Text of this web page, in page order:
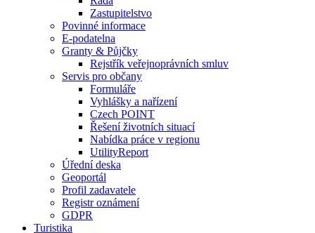
Zastupitelstvo
Povinné informace
E-podatelna
Granty & Půjčky
Rejstřík veřejnoprávních smluv
Servis pro občany
Formuláře
Vyhlášky a nařízení
Czech POINT
Řešení životních situací
Nabídka práce v regionu
UtilityReport
Úřední deska
Geoportál
Profil zadavatele
Registr oznámení
GDPR
Turistika